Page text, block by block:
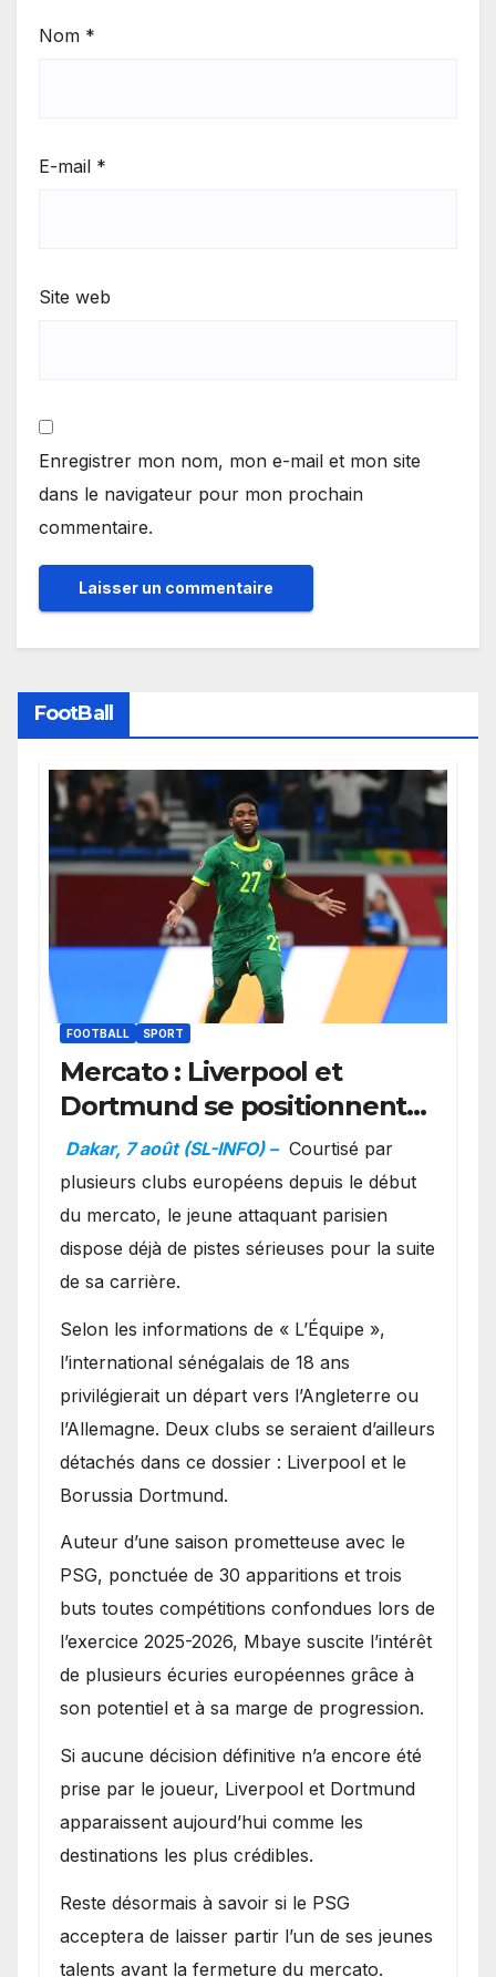
Nom *
E-mail *
Site web
Enregistrer mon nom, mon e-mail et mon site
dans le navigateur pour mon prochain
commentaire.
FootBall
FOOTBALL SPORT
Mercato : Liverpool et
Dortmund se positionnent
en favoris pour recruter
Ibrahim Mbaye
Dakar, 7 août (SL-INFO) – Courtisé par
plusieurs clubs européens depuis le début
du mercato, le jeune attaquant parisien
dispose déjà de pistes sérieuses pour la suite
de sa carrière.
Selon les informations de « L’Équipe »,
l’international sénégalais de 18 ans
privilégierait un départ vers l’Angleterre ou
l’Allemagne. Deux clubs se seraient d’ailleurs
détachés dans ce dossier : Liverpool et le
Borussia Dortmund.
Auteur d’une saison prometteuse avec le
PSG, ponctuée de 30 apparitions et trois
buts toutes compétitions confondues lors de
l’exercice 2025-2026, Mbaye suscite l’intérêt
de plusieurs écuries européennes grâce à
son potentiel et à sa marge de progression.
Si aucune décision définitive n’a encore été
prise par le joueur, Liverpool et Dortmund
apparaissent aujourd’hui comme les
destinations les plus crédibles.
Reste désormais à savoir si le PSG
acceptera de laisser partir l’un de ses jeunes
talents avant la fermeture du mercato.